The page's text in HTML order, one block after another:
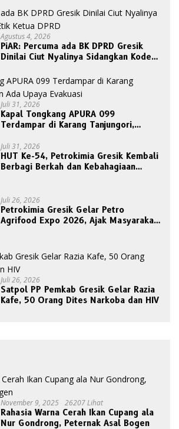
Agustus 4, 2026
PiAR: Percuma ada BK DPRD Gresik
Dinilai Ciut Nyalinya Sidangkan Kode
Juli 31, 2026
Kapal Tongkang APURA 099
Terdampar di Karang Tanjungori,
Juli 31, 2026
HUT Ke-54, Petrokimia Gresik Kembali
Berbagi Berkah dan Kebahagiaan
Juli 26, 2026
Petrokimia Gresik Gelar Petro
Agrifood Expo 2026, Ajak Masyarakat
Juli 26, 2026
Satpol PP Pemkab Gresik Gelar Razia
Kafe, 50 Orang Dites Narkoba dan HIV
November 9, 2025 26207 Lihat
Rahasia Warna Cerah Ikan Cupang ala
Nur Gondrong, Peternak Asal Bogen